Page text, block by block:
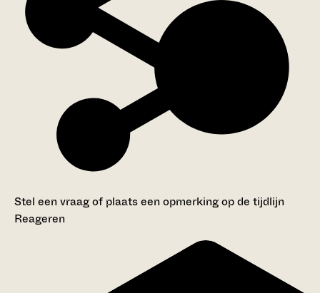
Stel een vraag of plaats een opmerking op de tijdlijn
Reageren